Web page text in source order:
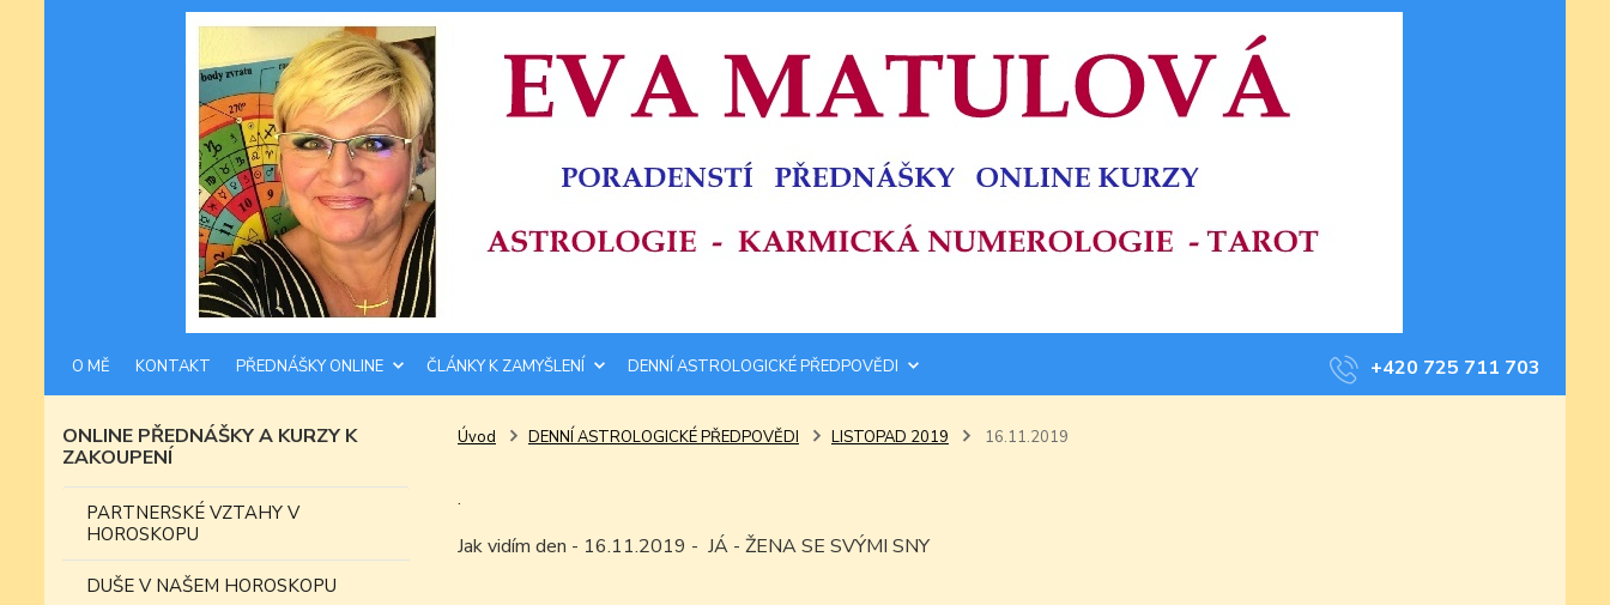
O MĚ KONTAKT PŘEDNÁŠKY ONLINE ČLÁNKY K ZAMYŠLENÍ DENNÍ ASTROLOGICKÉ PŘEDPOVĚDI +420 725 711 703
ONLINE PŘEDNÁŠKY A KURZY K
ZAKOUPENÍ
PARTNERSKÉ VZTAHY V
HOROSKOPU
DUŠE V NAŠEM HOROSKOPU
Úvod DENNÍ ASTROLOGICKÉ PŘEDPOVĚDI LISTOPAD 2019 16.11.2019
.
Jak vidím den - 16.11.2019 - JÁ - ŽENA SE SVÝMI SNY